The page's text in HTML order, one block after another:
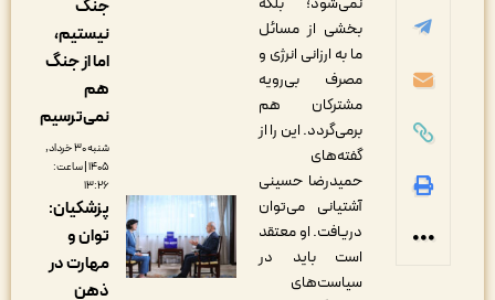
بخشی از مسائل
ما به ارزانی انرژی و
مصرف بی‌رویه
مشترکان هم
برمی‌گردد. این را از
گفته‌های
حمیدرضا حسینی
آشتیانی می‌توان
دریافت. او معتقد
است باید در
سیاست‌های
نیستیم،
اما از جنگ
نمی‌ترسیم
شنبه ۳۰ خرداد,
۱۴۰۵ | ساعت:
پزشکیان:
توان و
مهارت در